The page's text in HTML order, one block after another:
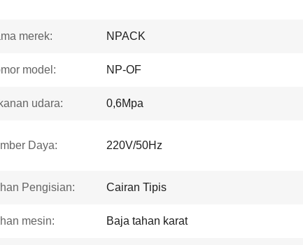
merek: NPACK
model: NP-OF
udara: 0,6Mpa
Daya: 220V/50Hz
Pengisian: Cairan Tipis
mesin: Baja tahan karat